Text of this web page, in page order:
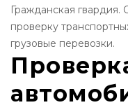
Гражданская
проверку
грузовые перевозки.